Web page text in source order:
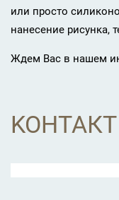
или просто
нанесение рисунка,
Ждем Вас в нашем
KOНТАКТ